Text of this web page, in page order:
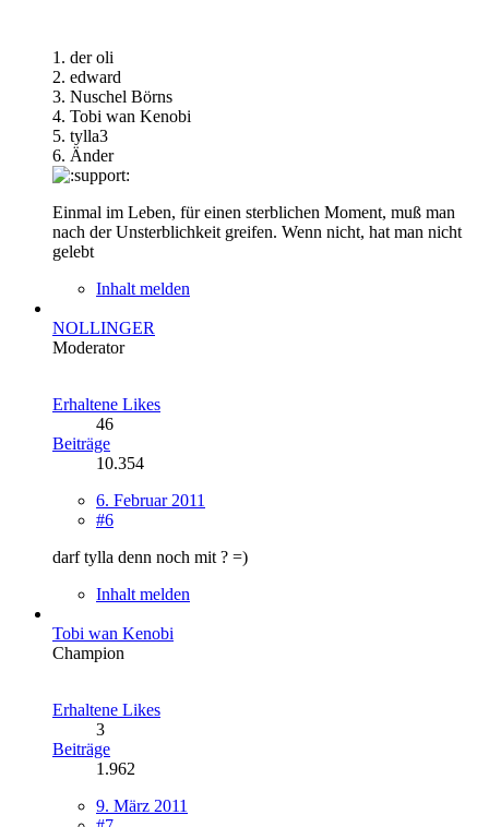
1. der oli
2. edward
3. Nuschel Börns
4. Tobi wan Kenobi
5. tylla3
6. Änder
Einmal im Leben, für einen sterblichen Moment, muß man
nach der Unsterblichkeit greifen. Wenn nicht, hat man nicht
gelebt
Inhalt melden
NOLLINGER
Moderator
Erhaltene Likes
46
Beiträge
10.354
6. Februar 2011
#6
darf tylla denn noch mit ? =)
Inhalt melden
Tobi wan Kenobi
Champion
Erhaltene Likes
3
Beiträge
1.962
9. März 2011